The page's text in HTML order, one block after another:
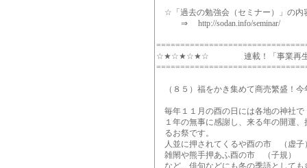
☆「過去の勉強会（セミナー）」の内
⇒ http://sodan.info/seminar/
☆★☆★☆★☆ 連載！「事業再
（８５）福をかき集めて商売繁盛！今
毎年１１月の酉の日には各地の神社で
１年の無事に感謝し、来る年の開運
るお祭です。
人並に押されてくるや酉の市 （虚子
雑閙や熊手押あふ酉の市 （子規）
など、俳句などにも冬の季語として